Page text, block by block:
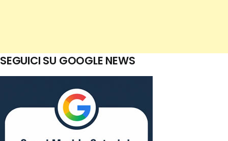
SEGUICI SU GOOGLE NEWS